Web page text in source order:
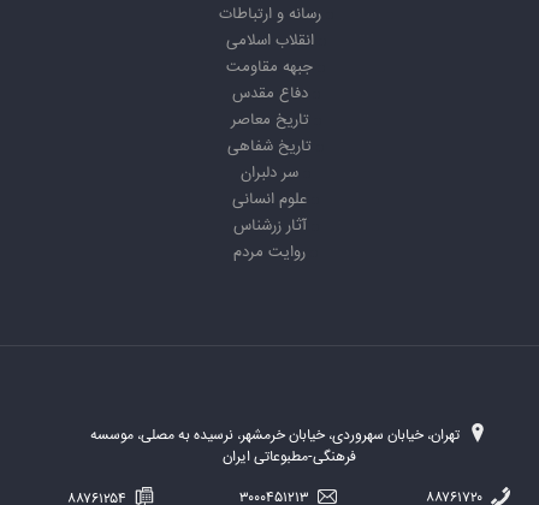
رسانه و ارتباطات
انقلاب اسلامی
جبهه مقاومت
دفاع مقدس
تاریخ معاصر
تاریخ شفاهی
سر دلبران
علوم انسانی
آثار زرشناس
روایت مردم
تهران، خیابان سهروردی، خیابان خرمشهر، نرسیده به مصلی، موسسه
فرهنگی-مطبوعاتی ایران